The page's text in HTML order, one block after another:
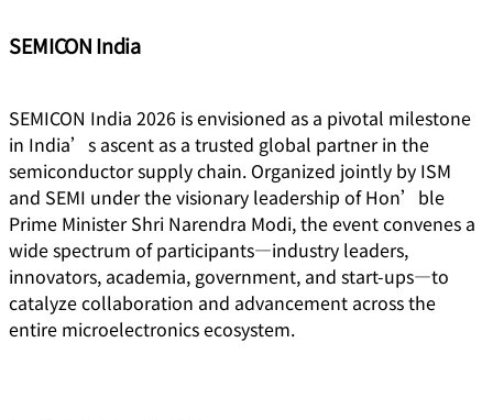
SEMICON India
SEMICON India 2026 is envisioned as a pivotal milestone
in India’s ascent as a trusted global partner in the
semiconductor supply chain. Organized jointly by ISM
and SEMI under the visionary leadership of Hon’ble
Prime Minister Shri Narendra Modi, the event convenes a
wide spectrum of participants—industry leaders,
innovators, academia, government, and start-ups—to
catalyze collaboration and advancement across the
entire microelectronics ecosystem.